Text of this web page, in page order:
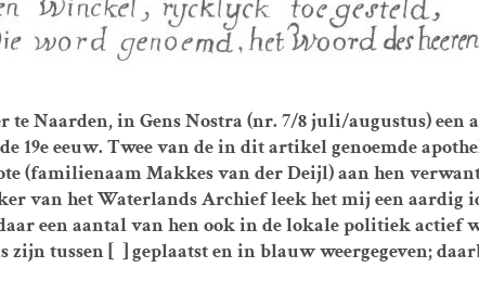
te Naarden, in Gens Nostra (nr. 7/8 juli/augustus)
19e eeuw. Twee van de in dit artikel genoemde
(familienaam Makkes van der Deijl) aan hen
van het Waterlands Archief leek het mij een aardig
een aantal van hen ook in de lokale politiek
tussen [ ] geplaatst en in blauw weergegeven;